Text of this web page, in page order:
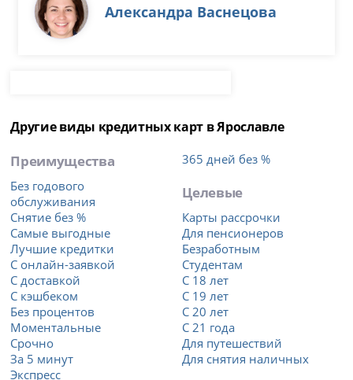
Александра Васнецова
Другие виды кредитных карт в Ярославле
Преимущества
Без годового
обслуживания
Снятие без %
Самые выгодные
Лучшие кредитки
С онлайн-заявкой
С доставкой
С кэшбеком
Без процентов
Моментальные
Срочно
За 5 минут
Экспресс
365 дней без %
Целевые
Карты рассрочки
Для пенсионеров
Безработным
Студентам
С 18 лет
С 19 лет
С 20 лет
С 21 года
Для путешествий
Для снятия наличных